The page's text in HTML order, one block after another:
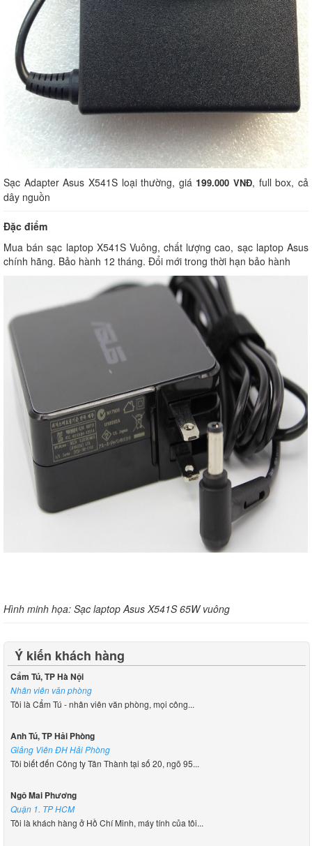
Sạc Adapter Asus X541S loại thường, giá 199.000 VNĐ, full box, cả
dây nguồn
Đặc điểm
Mua bán sạc laptop X541S Vuông, chất lượng cao, sạc laptop Asus
chính hãng. Bảo hành 12 tháng. Đổi mới trong thời hạn bảo hành
Hình minh họa: Sạc laptop Asus X541S 65W vuông
Ý kiến khách hàng
Cẩm Tú, TP Hà Nội
Nhân viên văn phòng
Tôi là Cẩm Tú - nhân viên văn phòng, mọi công...
Anh Tú, TP Hải Phòng
Giảng Viên ĐH Hải Phòng
Tôi biết đến Công ty Tân Thành tại số 20, ngõ 95...
Ngô Mai Phương
Quận 1. TP HCM
Tôi là khách hàng ở Hồ Chí Minh, máy tính của tôi...